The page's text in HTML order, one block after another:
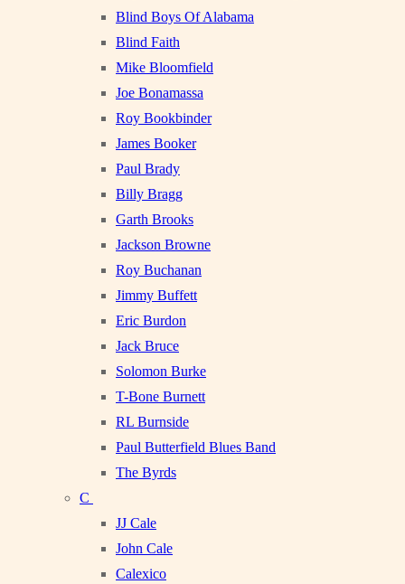
Blind Boys Of Alabama
Blind Faith
Mike Bloomfield
Joe Bonamassa
Roy Bookbinder
James Booker
Paul Brady
Billy Bragg
Garth Brooks
Jackson Browne
Roy Buchanan
Jimmy Buffett
Eric Burdon
Jack Bruce
Solomon Burke
T-Bone Burnett
RL Burnside
Paul Butterfield Blues Band
The Byrds
C
JJ Cale
John Cale
Calexico